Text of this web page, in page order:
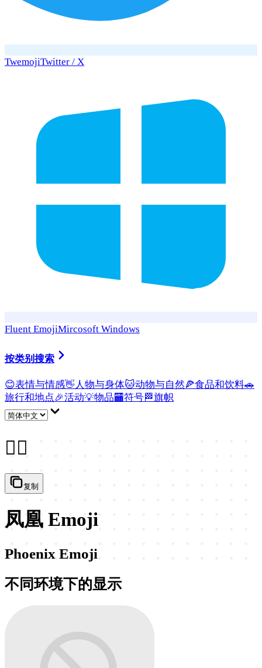
TwemojiTwitter / X
Fluent EmojiMircosoft Windows
按类别搜索
😊表情与情感👋 人物与身体🐱动物与自然🍕食品和饮料🚗
旅行和地点🎉活动💡物品🏧符号🏁旗帜
🐦‍🔥
复制
凤凰 Emoji
Phoenix Emoji
不同环境下的显示